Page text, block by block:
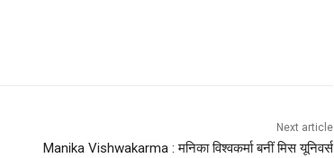
Next article
Manika Vishwakarma : मनिका विश्वकर्मा बनीं मिस यूनिवर्स